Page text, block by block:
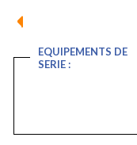
EQUIPEMENTS DE
SERIE :